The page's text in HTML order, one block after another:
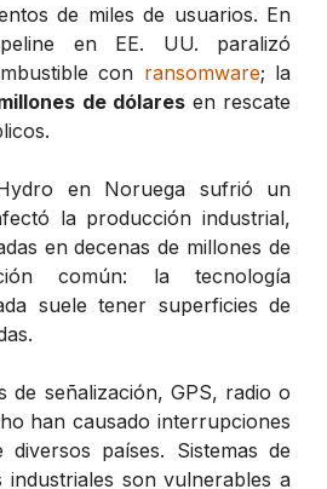
de miles de usuarios. En
en EE. UU. paralizó
con ransomware; la
de dólaresen rescate
en Noruega sufrió un
la producción industrial,
en decenas de millones de
común: la tecnología
suele tener superficies de
de señalización, GPS, radio o
han causado interrupciones
países. Sistemas de
industriales son vulnerables a